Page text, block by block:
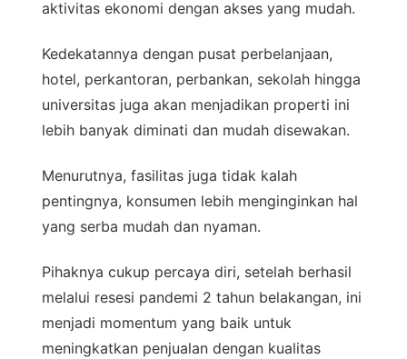
aktivitas ekonomi dengan akses yang mudah.
Kedekatannya dengan pusat perbelanjaan,
hotel, perkantoran, perbankan, sekolah hingga
universitas juga akan menjadikan properti ini
lebih banyak diminati dan mudah disewakan.
Menurutnya, fasilitas juga tidak kalah
pentingnya, konsumen lebih menginginkan hal
yang serba mudah dan nyaman.
Pihaknya cukup percaya diri, setelah berhasil
melalui resesi pandemi 2 tahun belakangan, ini
menjadi momentum yang baik untuk
meningkatkan penjualan dengan kualitas